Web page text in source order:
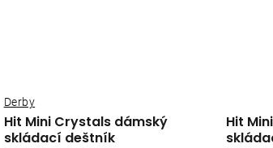
Hit Mini Crystals dámský
skládací deštník
Derby
Hit